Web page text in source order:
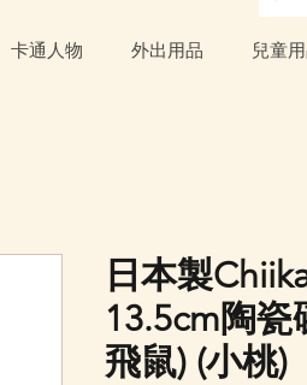
卡通人物 外出用品 兒童
日本製
13.5cm陶
飛鼠) (小桃)